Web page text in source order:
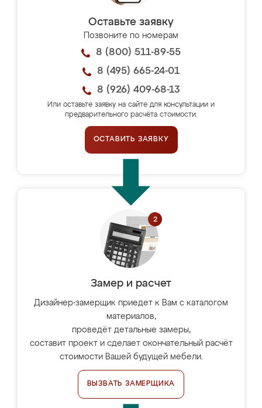
Оставьте заявку
Позвоните по номерам
8 (800) 511-89-55
8 (495) 665-24-01
8 (926) 409-68-13
Или оставьте заявку на сайте для консультации и
предварительного расчёта стоимости.
ОСТАВИТЬ ЗАЯВКУ
Замер и расчет
Дизайнер-замерщик приедет к Вам с каталогом
материалов,
проведёт детальные замеры,
составит проект и сделает окончательный расчёт
стоимости Вашей будущей мебели.
ВЫЗВАТЬ ЗАМЕРЩИКА